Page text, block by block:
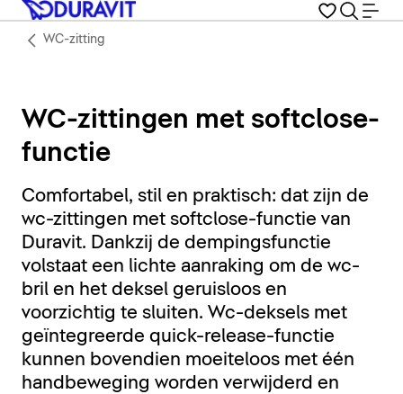
WC-zitting
WC-zittingen met softclose-
functie
Comfortabel, stil en praktisch: dat zijn de
wc-zittingen met softclose-functie van
Duravit. Dankzij de dempingsfunctie
volstaat een lichte aanraking om de wc-
bril en het deksel geruisloos en
voorzichtig te sluiten. Wc-deksels met
geïntegreerde quick-release-functie
kunnen bovendien moeiteloos met één
handbeweging worden verwijderd en